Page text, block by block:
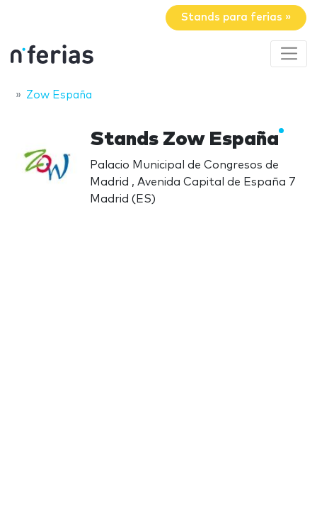
Stands para ferias »
Zow España
Stands Zow España
Palacio Municipal de Congresos de
Madrid , Avenida Capital de España 7
Madrid (ES)